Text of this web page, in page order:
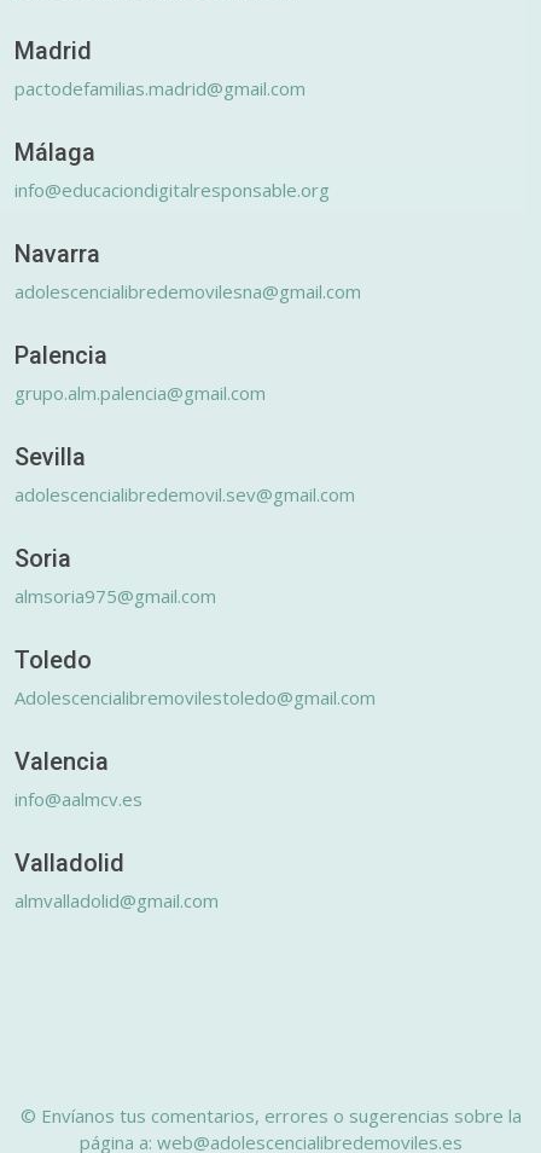
Madrid
pactodefamilias.madrid@gmail.com
Málaga
info@educaciondigitalresponsable.org
Navarra
adolescencialibredemovilesna@gmail.com
Palencia
grupo.alm.palencia@gmail.com
Sevilla
adolescencialibredemovil.sev@gmail.com
Soria
almsoria975@gmail.com
Toledo
Adolescencialibremovilestoledo@gmail.com
Valencia
info@aalmcv.es
Valladolid
almvalladolid@gmail.com
© Envíanos tus comentarios, errores o sugerencias sobre la
página a: web@adolescencialibredemoviles.es